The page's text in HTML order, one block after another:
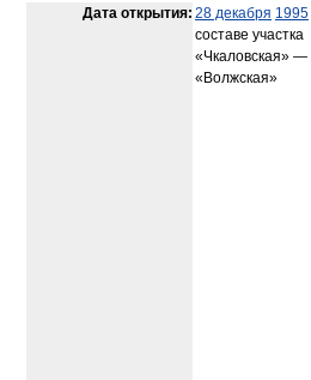
Дата открытия: 28 декабря 1995
составе участка
«Чкаловская» —
«Волжская»